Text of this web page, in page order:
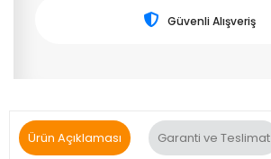
Güvenli Alışveriş
Ürün Açıklaması Garanti ve Teslimat